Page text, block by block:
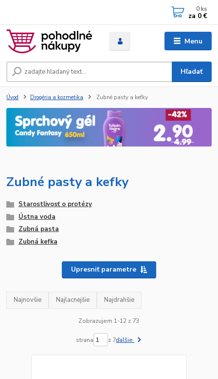
Menu
Hľadať
0 ks
za 0 €
Úvod Drogéria a kozmetika Zubné pasty a kefky
Zubné pasty a kefky
Starostlivosť o protézy
Ústna voda
Zubná pasta
Zubná kefka
Upresniť parametre
Najnovšie Najlacnejšie Najdrahšie
Zobrazujem 1-12 z 73
strana z 7ďalšie